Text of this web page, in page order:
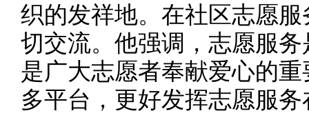
织的发祥地。在社区志愿
切交流。他强调，志愿服
是广大志愿者奉献爱心的
多平台，更好发挥志愿服